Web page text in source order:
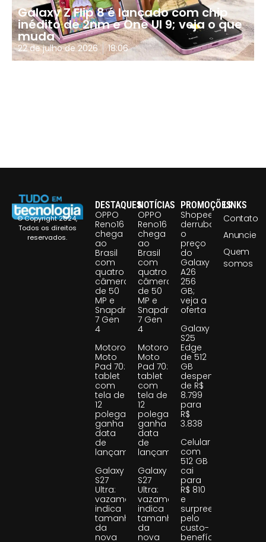
Galaxy Z Flip 8 é lançado com chip
inédito de 2nm e One UI 9; veja o que
muda
22 de julho de 2026 18:06
© Copyright 2024,
Todos os direitos
reservados.
DESTAQUES
OPPO
Reno16
chega
ao
Brasil
com
quatro
câmeras
de 50
MP e
Snapdragon
7 Gen
4
Motorola
Moto
Pad 70:
tablet
com
tela de
12
polegadas
ganha
data
de
lançamento
Galaxy
S27
Ultra:
vazamento
indica
tamanho
da
nova
NOTÍCIAS
OPPO
Reno16
chega
ao
Brasil
com
quatro
câmeras
de 50
MP e
Snapdragon
7 Gen
4
Motorola
Moto
Pad 70:
tablet
com
tela de
12
polegadas
ganha
data
de
lançamento
Galaxy
S27
Ultra:
vazamento
indica
tamanho
da
nova
PROMOÇÕES
Shopee
derruba
o
preço
do
Galaxy
A26
256
GB;
veja a
oferta
Galaxy
S25
Edge
de 512
GB
despenca
de R$
8.799
para
R$
3.838
Celular
com
512 GB
cai
para
R$ 810
e
surpreende
pelo
custo-
benefício
LINKS
Contato
Anuncie
Quem
somos